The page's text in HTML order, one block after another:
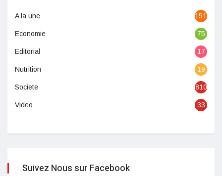
A la une 1513
Economie 75
Editorial 17
Nutrition 19
Societe 810
Video 33
Suivez Nous sur Facebook